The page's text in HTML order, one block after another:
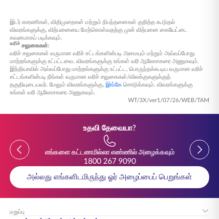
பணம் செலுத்துதல் உறுதிசெய்யப்பட்டவுடன்,
விதிமுறைகள் மற்றும் நிபந்தனைகளுடன் பாலிசி
உறுதிப்படுத்தலைப் பெறுவீர்கள்.
தொகையின் ஒரு பகுதியை மொத்தத் தொகையாகவும், எஞ்சிய
பகுதியை நிலுவை அடிப்படையில் தவணைகளாகவும்
பெற்றுக்கொள்ளும் வசதியும் உள்ளது.
இடர் காரணிகள், விதிமுறைகள் மற்றும் நிபந்தனைகள் குறித்த கூடுதல்
விவரங்களுக்கு, விற்பனையை மேற்கொள்வதற்கு முன் விற்பனை கையேட்டை
கவனமாகப் படிக்கவும்.
வரிச் சலுகைகள்:
வரிச் சலுகைகள் வருமான வரிச் சட்டங்களின்படி அமையும் மற்றும் அவ்வப்போது
மாற்றங்களுக்கு உட்பட்டவை. விவரங்களுக்கு உங்கள் வரி ஆலோசகரை அணுகவும்.
இந்தியாவில் அவ்வப்போது மாற்றங்களுக்கு உட்பட்ட, பொருந்தக்கூடிய வருமான வரிச்
சட்டங்களின்படி நீங்கள் வருமான வரிச் சலுகைகள்/விலக்குகளுக்குத்
தகுதியுடையவர். மேலும் விவரங்களுக்கு, இங்கே சொடுக்கவும். விவரங்களுக்கு
உங்கள் வரி ஆலோசகரை அணுகவும்.
WT/3X/ver1/07/26/WEB/TAM
உதவி தேவையா?
எங்களை கட்டணமில்லா எண்ணில் அழைக்கவும்
1800 267 9090
அல்லது எங்களிடமிருந்து ஓர் அழைப்பைப் பெறுங்கள்
மறுப்பு